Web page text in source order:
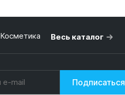
Косметика Весь каталог
Подписаться